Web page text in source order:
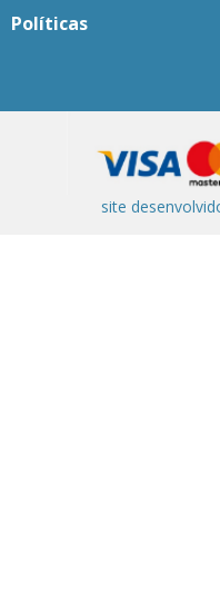
Políticas
site